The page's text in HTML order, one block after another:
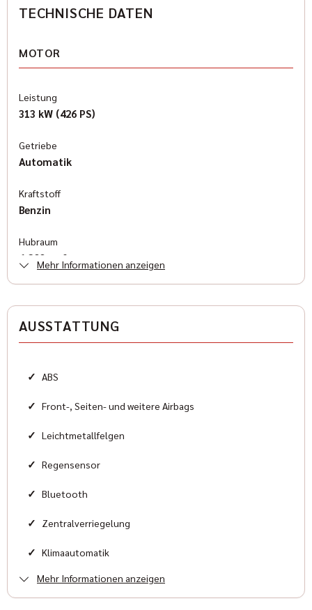
TECHNISCHE DATEN
MOTOR
Leistung
313 kW (426 PS)
Getriebe
Automatik
Kraftstoff
Benzin
Hubraum
6.200 cm³
Allradantrieb
Geländewagen
Zustand
Schwarz
Farbe (Hersteller)
Mehr Informationen anzeigen
AUSSTATTUNG
✓ ABS
✓ Front-, Seiten- und weitere Airbags
✓ Leichtmetallfelgen
✓ Regensensor
✓ Bluetooth
✓ Zentralverriegelung
✓ Klimaautomatik
✓ Elektrische Außenspiegel
Mehr Informationen anzeigen